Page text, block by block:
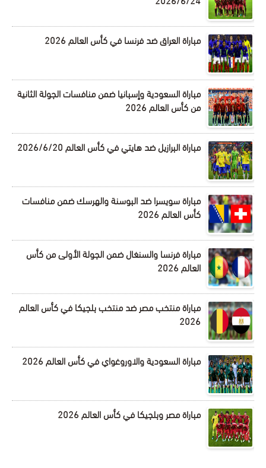
مباراة العراق ضد فرنسا في كأس العالم 2026
مباراة السعودية وإسبانيا ضمن منافسات الجولة الثانية
من كأس العالم 2026
مباراة البرازيل ضد هايتي في كأس العالم 2026/6/20
مباراة سويسرا ضد البوسنة والهرسك ضمن منافسات
كأس العالم 2026
مباراة فرنسا والسنغال ضمن الجولة الأولى من كأس
العالم 2026
مباراة منتخب مصر ضد منتخب بلجيكا في كأس العالم
2026
مباراة السعودية والاوروغواي في كأس العالم 2026
مباراة مصر وبلجيكا في كأس العالم 2026